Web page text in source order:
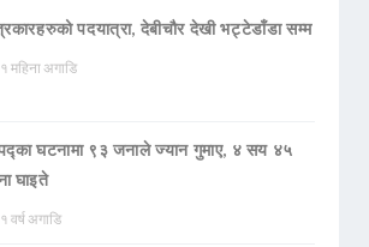
पदयात्रा, देबीचौर देखी भट्टेडाँडा सम्म
१ महिना अगाडि
घटनामा ९३ जनाले ज्यान गुमाए, ४ सय ४५
घाइते
१ वर्ष अगाडि